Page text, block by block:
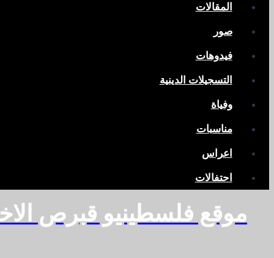
المقالات
صور
فيدوهات
التسجيلات الدينية
وفياة
مناسبات
اعراس
احتفالات
موقع فلسطينيو قبرص